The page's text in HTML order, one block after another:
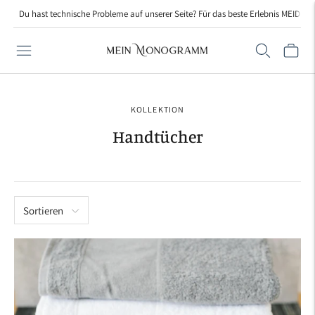
Du hast technische Probleme auf unserer Seite? Für das beste Erlebnis MEIDE
KOLLEKTION
Handtücher
Sortieren